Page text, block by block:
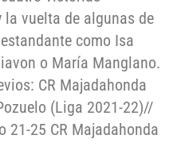
la vuelta de algunas de
como Isa
o María Manglano.
CR Majadahonda
(Liga 2021-22)//
21-25 CR Majadahonda